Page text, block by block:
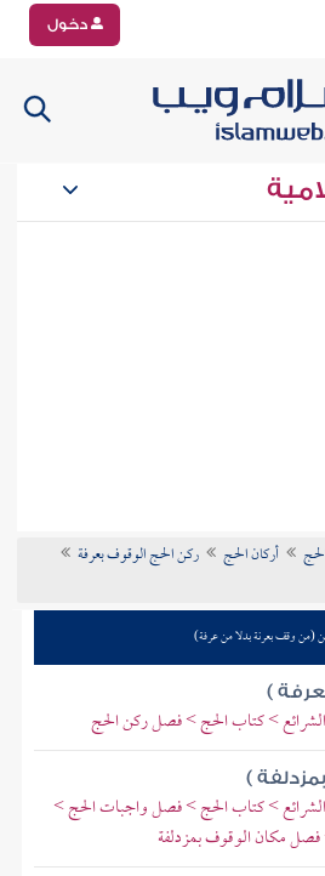
دخول
أركان الحج
ركن الحج الوقوف بعرفة
(من وقف بعرنة بدلا من عرفة)
)
الشرائع > كتاب الحج > فصل ركن الحج
)
الشرائع > كتاب الحج > فصل واجبات الحج >
مكان الوقوف بمزدلفة